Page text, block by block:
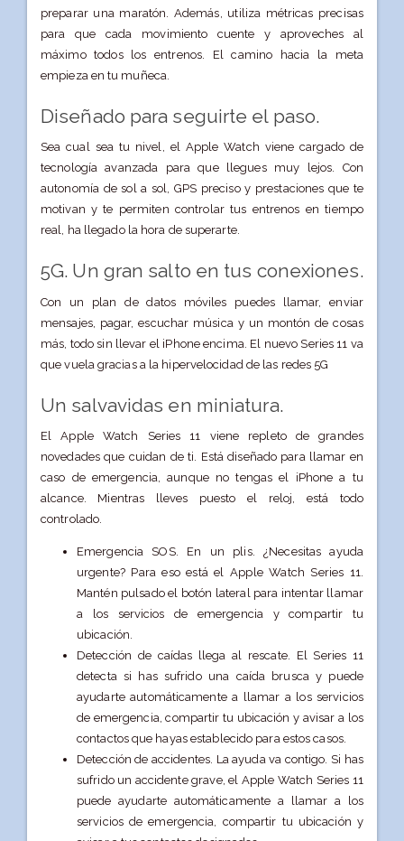
preparar una maratón. Además, utiliza métricas precisas
para que cada movimiento cuente y aproveches al
máximo todos los entrenos. El camino hacia la meta
empieza en tu muñeca.
Diseñado para seguirte el paso.
Sea cual sea tu nivel, el Apple Watch viene cargado de
tecnología avanzada para que llegues muy lejos. Con
autonomía de sol a sol, GPS preciso y prestaciones que te
motivan y te permiten controlar tus entrenos en tiempo
real, ha llegado la hora de superarte.
5G. Un gran salto en tus conexiones.
Con un plan de datos móviles puedes llamar, enviar
mensajes, pagar, escuchar música y un montón de cosas
más, todo sin llevar el iPhone encima. El nuevo Series 11 va
que vuela gracias a la hipervelocidad de las redes 5G
Un salvavidas en miniatura.
El Apple Watch Series 11 viene repleto de grandes
novedades que cuidan de ti. Está diseñado para llamar en
caso de emergencia, aunque no tengas el iPhone a tu
alcance. Mientras lleves puesto el reloj, está todo
controlado.
Emergencia SOS. En un plis. ¿Necesitas ayuda
urgente? Para eso está el Apple Watch Series 11.
Mantén pulsado el botón lateral para intentar llamar
a los servicios de emergencia y compartir tu
ubicación.
Detección de caídas llega al rescate. El Series 11
detecta si has sufrido una caída brusca y puede
ayudarte automáticamente a llamar a los servicios
de emergencia, compartir tu ubicación y avisar a los
contactos que hayas establecido para estos casos.
Detección de accidentes. La ayuda va contigo. Si has
sufrido un accidente grave, el Apple Watch Series 11
puede ayudarte automáticamente a llamar a los
servicios de emergencia, compartir tu ubicación y